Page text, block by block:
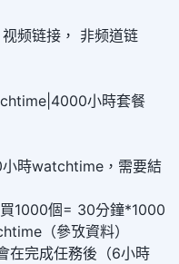
频链接， 非频道链
小時套餐
時watchtime，需要結
1000個= 30分鐘*1000
（參攷資料）
在完成任務後（6小時